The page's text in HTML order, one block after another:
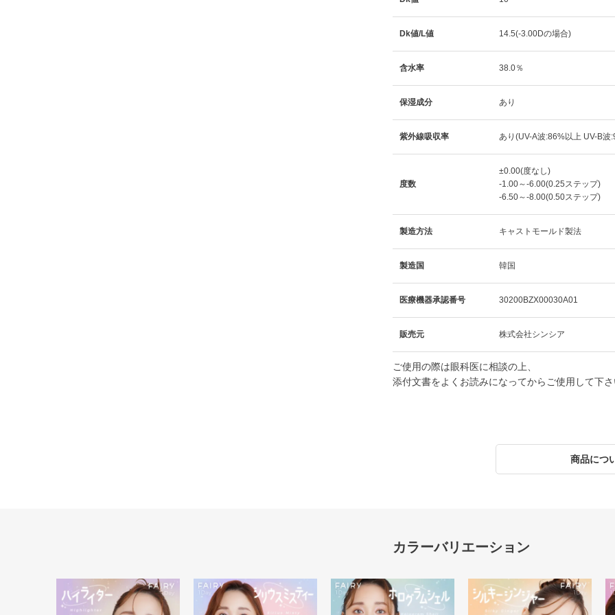
Dk値/L値 14.5(-3.00Dの場合)
含水率 38.0％
保湿成分 あり
紫外線吸収率 あり(UV-A波:86%以上 UV-B波
度数
±0.00(度なし)
-1.00～-6.00(0.25ステップ)
-6.50～-8.00(0.50ステップ)
製造方法 キャストモールド製法
製造国 韓国
医療機器承認番号 30200BZX00030A01
販売元 株式会社シンシア
ご使用の際は眼科医に相談の上、
添付文書をよくお読みになってからご使用して下さ
商品につ